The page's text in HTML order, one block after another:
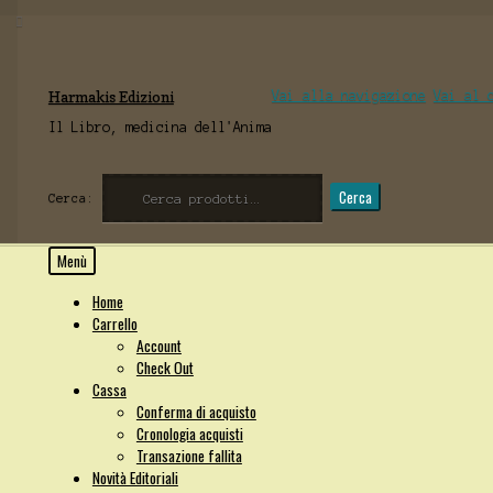
Vai alla navigazione Vai al
Harmakis Edizioni
Il Libro, medicina dell'Anima
Cerca: Cerca
Menù
Home
Carrello
Account
Check Out
Cassa
Conferma di acquisto
Cronologia acquisti
Transazione fallita
Novità Editoriali